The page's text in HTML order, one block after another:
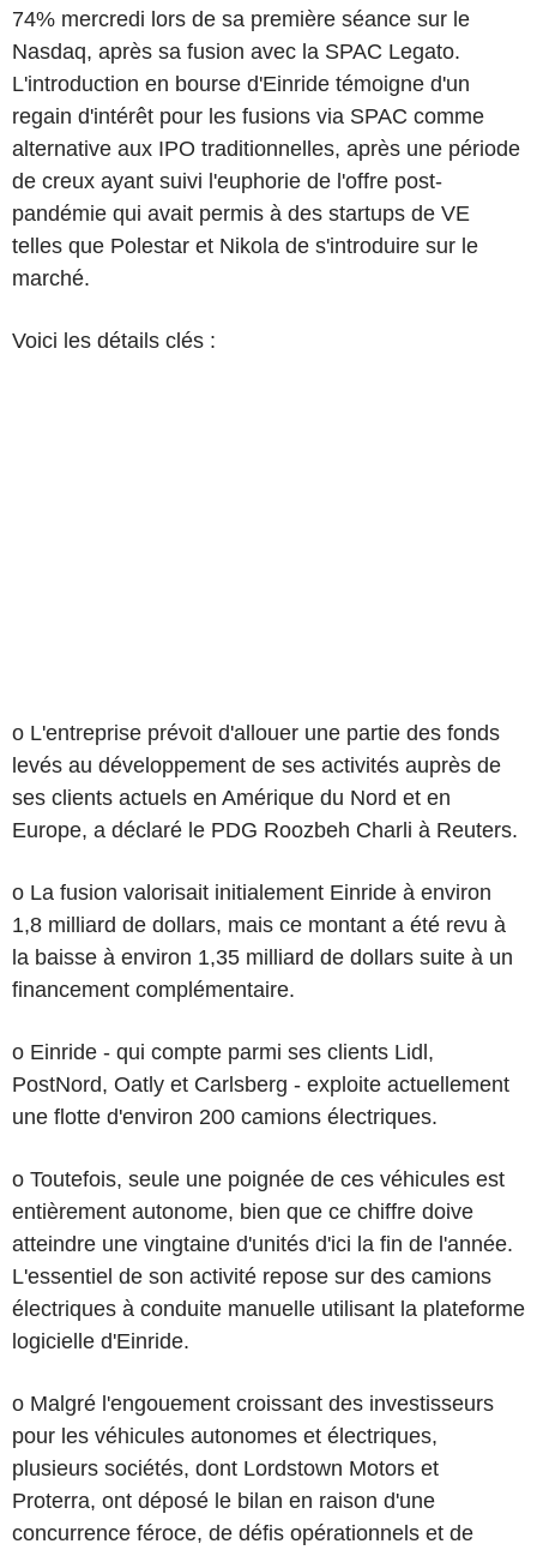
74% mercredi lors de sa première séance sur le
Nasdaq, après sa fusion avec la SPAC Legato.
L'introduction en bourse d'Einride témoigne d'un
regain d'intérêt pour les fusions via SPAC comme
alternative aux IPO traditionnelles, après une période
de creux ayant suivi l'euphorie de l'offre post-
pandémie qui avait permis à des startups de VE
telles que Polestar et Nikola de s'introduire sur le
marché.
Voici les détails clés :
o L'entreprise prévoit d'allouer une partie des fonds
levés au développement de ses activités auprès de
ses clients actuels en Amérique du Nord et en
Europe, a déclaré le PDG Roozbeh Charli à Reuters.
o La fusion valorisait initialement Einride à environ
1,8 milliard de dollars, mais ce montant a été revu à
la baisse à environ 1,35 milliard de dollars suite à un
financement complémentaire.
o Einride - qui compte parmi ses clients Lidl,
PostNord, Oatly et Carlsberg - exploite actuellement
une flotte d'environ 200 camions électriques.
o Toutefois, seule une poignée de ces véhicules est
entièrement autonome, bien que ce chiffre doive
atteindre une vingtaine d'unités d'ici la fin de l'année.
L'essentiel de son activité repose sur des camions
électriques à conduite manuelle utilisant la plateforme
logicielle d'Einride.
o Malgré l'engouement croissant des investisseurs
pour les véhicules autonomes et électriques,
plusieurs sociétés, dont Lordstown Motors et
Proterra, ont déposé le bilan en raison d'une
concurrence féroce, de défis opérationnels et de